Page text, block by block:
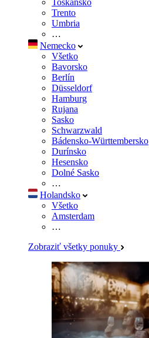
Toskánsko
Trento
Umbria
…
Nemecko
Všetko
Bavorsko
Berlín
Düsseldorf
Hamburg
Rujana
Sasko
Schwarzwald
Bádensko-Württembersko
Durínsko
Hesensko
Dolné Sasko
…
Holandsko
Všetko
Amsterdam
…
Zobraziť všetky ponuky